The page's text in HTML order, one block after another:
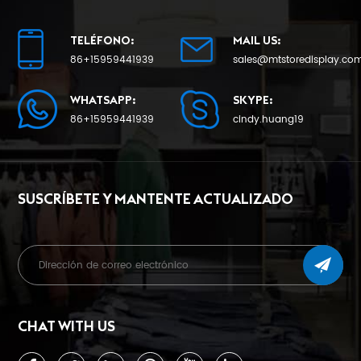
APRENDE MÁS APRENDE MÁS
TELÉFONO:
86+15959441939
MAIL US:
WHATSAPP:
86+15959441939
SKYPE:
cindy.huang19
SUSCRÍBETE Y MANTENTE ACTUALIZADO
CHAT WITH US